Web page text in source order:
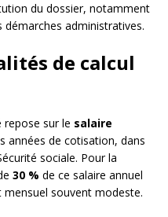
du dossier, notamment
administratives.
de calcul
repose sur le salaire
années de cotisation, dans
sociale. Pour la
30 % de ce salaire annuel
souvent modeste.